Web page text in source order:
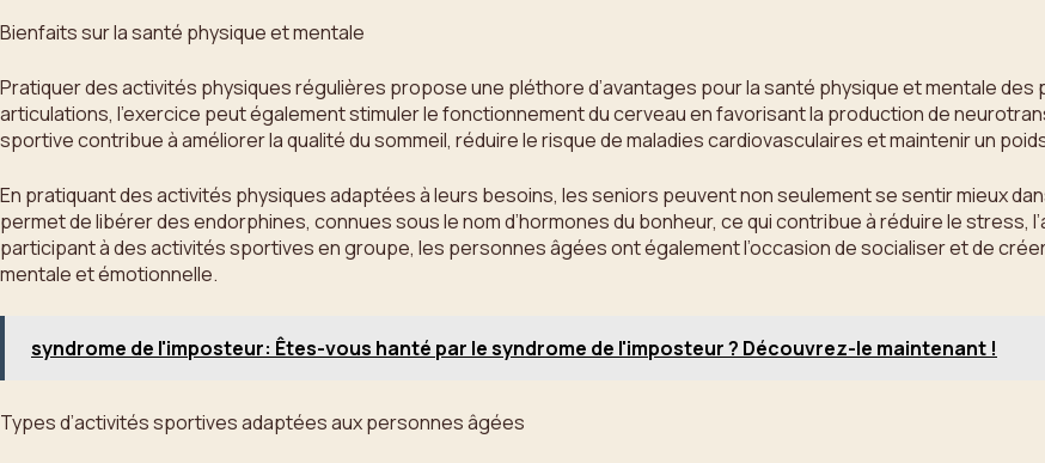
Bienfaits sur la santé physique et mentale
Pratiquer des activités physiques régulières propose une pléthore d’avantages pour la santé physique et mentale
articulations, l’exercice peut également stimuler le fonctionnement du cerveau en favorisant la production de
sportive contribue à améliorer la qualité du sommeil, réduire le risque de maladies cardiovasculaires et maintenir un
En pratiquant des activités physiques adaptées à leurs besoins, les seniors peuvent non seulement se sentir mieux
permet de libérer des endorphines, connues sous le nom d’hormones du bonheur, ce qui contribue à réduire le stress,
participant à des activités sportives en groupe, les personnes âgées ont également l’occasion de socialiser et de
mentale et émotionnelle.
syndrome de l'imposteur: Êtes-vous hanté par le syndrome de l'imposteur ? Découvrez-le maintenant !
Types d’activités sportives adaptées aux personnes âgées